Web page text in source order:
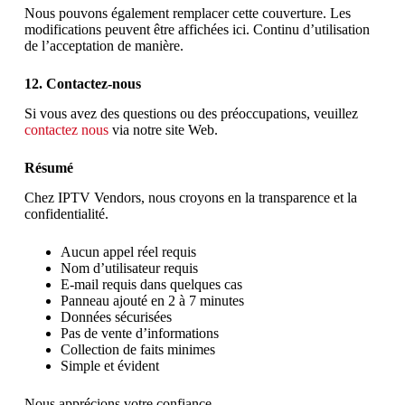
Nous pouvons également remplacer cette couverture. Les
modifications peuvent être affichées ici. Continu d’utilisation
de l’acceptation de manière.
12. Contactez-nous
Si vous avez des questions ou des préoccupations, veuillez
contactez nousvia notre site Web.
Résumé
Chez IPTV Vendors, nous croyons en la transparence et la
confidentialité.
Aucun appel réel requis
Nom d’utilisateur requis
E-mail requis dans quelques cas
Panneau ajouté en 2 à 7 minutes
Données sécurisées
Pas de vente d’informations
Collection de faits minimes
Simple et évident